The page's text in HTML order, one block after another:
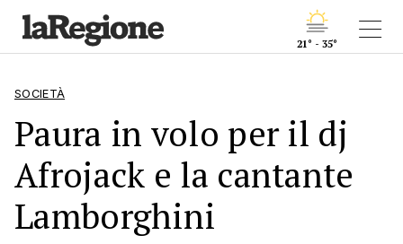
21° - 35°
SOCIETÀ
Paura in volo per il dj
Afrojack e la cantante
Lamborghini